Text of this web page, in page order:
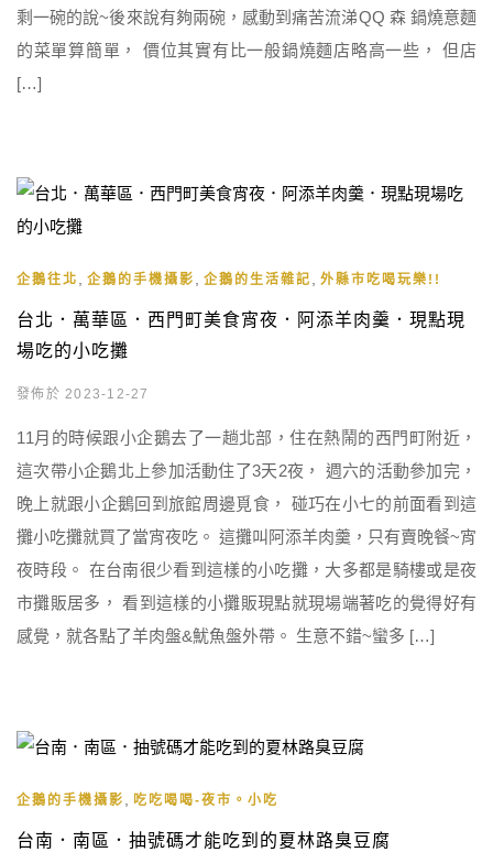
剩一碗的說~後來說有夠兩碗，感動到痛苦流涕QQ 森 鍋燒意麵
的菜單算簡單， 價位其實有比一般鍋燒麵店略高一些， 但店
[…]
企鵝往北 企鵝的手機攝影 企鵝的生活雜記 外縣市吃喝玩樂!!
台北．萬華區．西門町美食宵夜．阿添羊肉羹．現點現
場吃的小吃攤
發佈於 2023-12-27
11月的時候跟小企鵝去了一趟北部，住在熱鬧的西門町附近，
這次帶小企鵝北上參加活動住了3天2夜， 週六的活動參加完，
晚上就跟小企鵝回到旅館周邊覓食， 碰巧在小七的前面看到這
攤小吃攤就買了當宵夜吃。 這攤叫阿添羊肉羹，只有賣晚餐~宵
夜時段。 在台南很少看到這樣的小吃攤，大多都是騎樓或是夜
市攤販居多， 看到這樣的小攤販現點就現場端著吃的覺得好有
感覺，就各點了羊肉盤&魷魚盤外帶。 生意不錯~蠻多 […]
企鵝的手機攝影 吃吃喝喝-夜市。小吃
台南．南區．抽號碼才能吃到的夏林路臭豆腐